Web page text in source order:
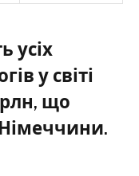
усіх
у світі
що